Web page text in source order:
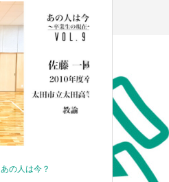
あの人は今？